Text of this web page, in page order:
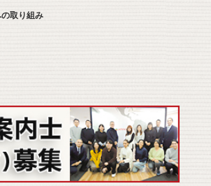
の取り組み